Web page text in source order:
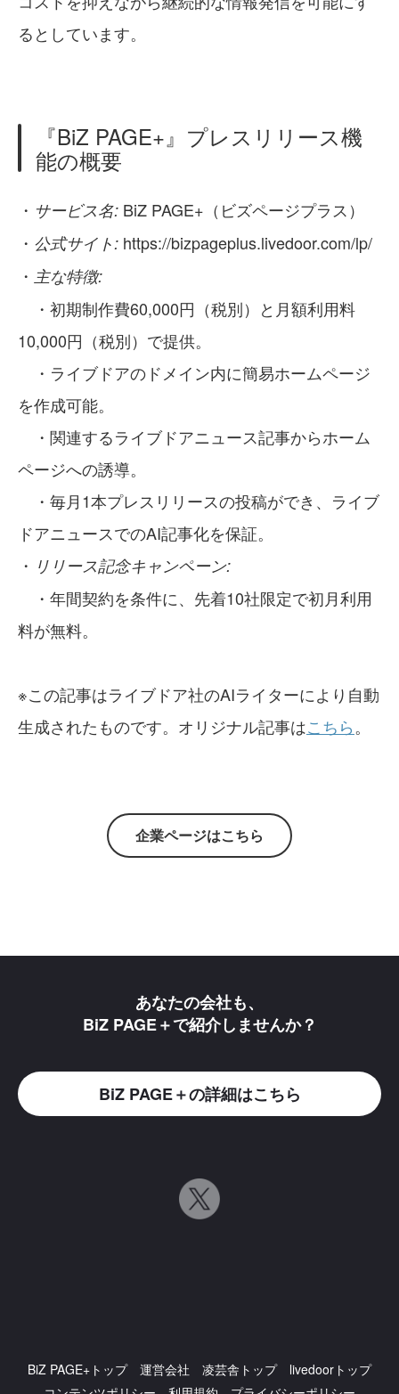
るとしています。
『BiZ PAGE+』プレスリリース機
能の概要
・ サービス名: BiZ PAGE+（ビズページプラス）
・ 公式サイト: https://bizpageplus.livedoor.com/lp/
・ 主な特徴:
・初期制作費60,000円（税別）と月額利用料
10,000円（税別）で提供。
・ライブドアのドメイン内に簡易ホームページ
を作成可能。
・関連するライブドアニュース記事からホーム
ページへの誘導。
・毎月1本プレスリリースの投稿ができ、ライブ
ドアニュースでのAI記事化を保証。
・ リリース記念キャンペーン:
・年間契約を条件に、先着10社限定で初月利用
料が無料。
※この記事はライブドア社のAIライターにより自動
生成されたものです。オリジナル記事はこちら。
企業ページはこちら
あなたの会社も、
BiZ PAGE＋で紹介しませんか？
BiZ PAGE＋の詳細はこちら
BiZ PAGE+トップ 運営会社 凌芸舎トップ
livedoorトップ